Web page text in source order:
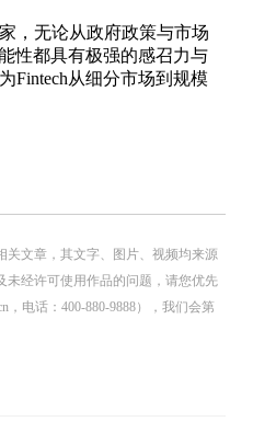
无论从政府政策与市场
性都具有极强的感召力与
Fintech从细分市场到规模
关文章，其文字、图片、视频均来源
经许可使用作品的问题，请您优先
，电话：400-880-9888），我们会第